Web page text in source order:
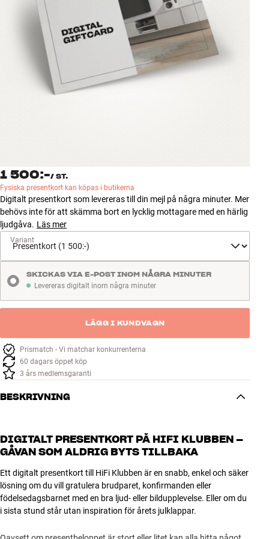
Tillbehör
INSPIRATION
MÄRKEN
Kundtjänst
Logga in
Kundtjänst
Bygg med ljud
Företag
1 500:-/ ST.
Fysiska presentkort kan köpas i butikerna
Digitalt presentkort som levereras till din mejl på några minuter. Mer
behövs inte för att skämma bort en lycklig mottagare med en härlig
ljudgåva. Läs mer
Variant
Levereras digitalt inom några minuter
Levereras digitalt inom några minuter
SKICKAS VIA E-POST INOM NÅGRA MINUTER
LÄGG I KUNDVAGN
Prismatch - Vi matchar konkurrenterna
60 dagars öppet köp
3 års medlemsgaranti
BESKRIVNING
DIGITALT PRESENTKORT PÅ HIFI KLUBBEN –
GÅVAN SOM ALDRIG BYTS TILLBAKA
Ett digitalt presentkort till HiFi Klubben är en snabb, enkel och säker
lösning om du vill gratulera brudparet, konfirmanden eller
födelsedagsbarnet med en bra ljud- eller bildupplevelse. Eller om du
i sista stund står utan inspiration för årets julklappar.